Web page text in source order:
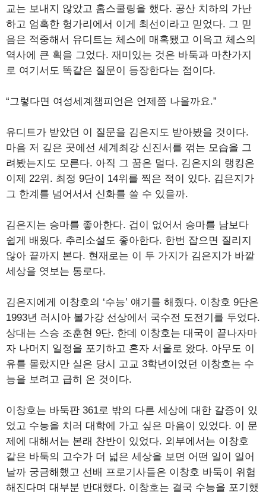
교는 보내지 않았고 홈스쿨링을 했다. 공산 치하의 가난
하고 엄혹한 헝가리에서 이게 최선이라고 믿었다. 그 믿
음은 적중해서 유디트는 체스에 매혹됐고 이윽고 체스의
역사에 큰 획을 그었다. 재미있는 것은 바둑과 마찬가지
로 여기서도 똑같은 질문이 등장한다는 점이다.
“그렇다면 여성세계챔피언은 언제쯤 나올까요.”
유디트가 받았던 이 질문을 김은지도 받아봤을 것이다.
마음 저 깊은 곳에선 세계최강 신진서를 꺾는 모습을 그
려봤는지도 모른다. 아직 그 꿈은 멀다. 김은지의 랭킹은
이제 22위. 최정 9단이 14위를 찍은 적이 있다. 김은지가
그 한계를 넘어서서 신화를 쓸 수 있을까.
김은지는 승마를 좋아한다. 겁이 없어서 승마를 남보다
쉽게 배웠다. 추리소설도 좋아한다. 한번 잡으면 질리지
않아 끝까지 본다. 현재로는 이 두 가지가 김은지가 바깥
세상을 엿보는 통로다.
김은지에게 이창호의 ‘수능’ 얘기를 해줬다. 이창호 9단은
1993년 러시아 볼가강 선상에서 국수전 도전기를 두었다.
상대는 스승 조훈현 9단. 한데 이창호는 대국이 끝나자마
자 나머지 일정을 포기하고 혼자 서울로 왔다. 아무도 이
유를 몰랐지만 실은 당시 고교 3학년이었던 이창호는 수
능을 보려고 급히 온 것이다.
이창호는 바둑판 361로 밖의 다른 세상에 대한 갈증이 있
었고 수능을 치러 대학에 가고 싶은 마음이 있었다. 이 문
제에 대해서는 본래 찬반이 있었다. 외부에서는 이창호
같은 바둑의 고수가 더 넓은 세상을 보면 어떤 일이 일어
날까 궁금해했고 선배 프로기사들은 이창호 바둑이 위험
해진다며 대부분 반대했다. 이창호는 결국 수능을 포기했